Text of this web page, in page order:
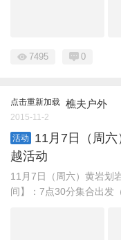
7495 0
点击重新加载 樵夫户外
2015-11-2
活动
11月7日（周
越活动
11月7日（周六）黄岩划
间】：7点30分集合出发